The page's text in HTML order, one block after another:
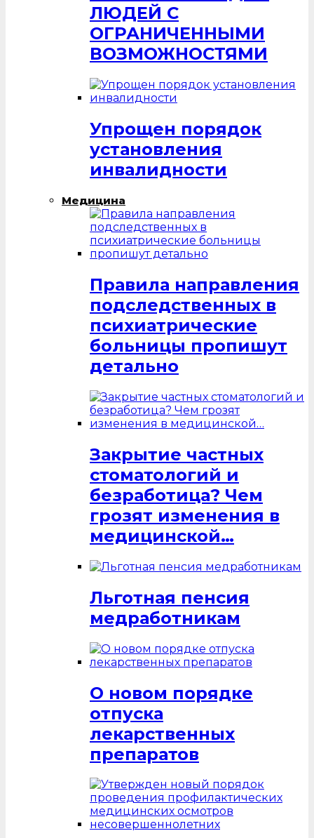
ЛЮДЕЙ С
ОГРАНИЧЕННЫМИ
ВОЗМОЖНОСТЯМИ
Упрощен порядок
установления
инвалидности
Медицина
Правила направления
подследственных в
психиатрические
больницы пропишут
детально
Закрытие частных
стоматологий и
безработица? Чем
грозят изменения в
медицинской…
Льготная пенсия
медработникам
О новом порядке
отпуска
лекарственных
препаратов